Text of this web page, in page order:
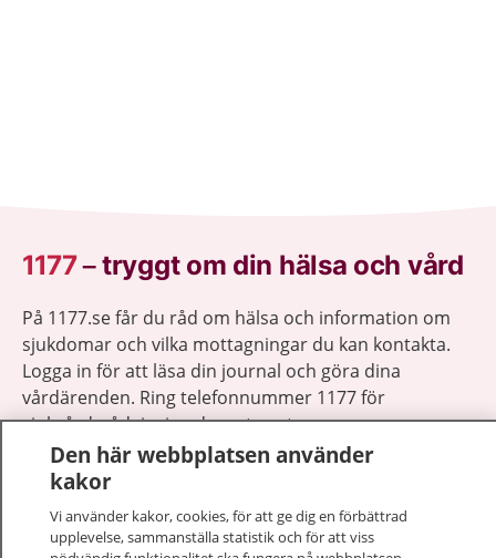
1177–tryggt om din hälsa och vård
På 1177.se får du råd om hälsa och information om
sjukdomar och vilka mottagningar du kan kontakta.
Logga in för att läsa din journal och göra dina
vårdärenden. Ring telefonnummer 1177 för
sjukvårdsrådgivning dygnet runt.
1177 ger dig råd när du vill må bättre.
Den här webbplatsen använder
kakor
Vi använder kakor, cookies, för att ge dig en förbättrad
upplevelse, sammanställa statistik och för att viss